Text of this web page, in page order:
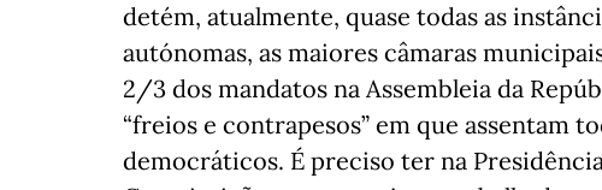
detém, atualmente, quase todas as
autónomas, as maiores câmaras
2/3 dos mandatos na Assembleia da
“freios e contrapesos” em que assentam
democráticos. É preciso ter na